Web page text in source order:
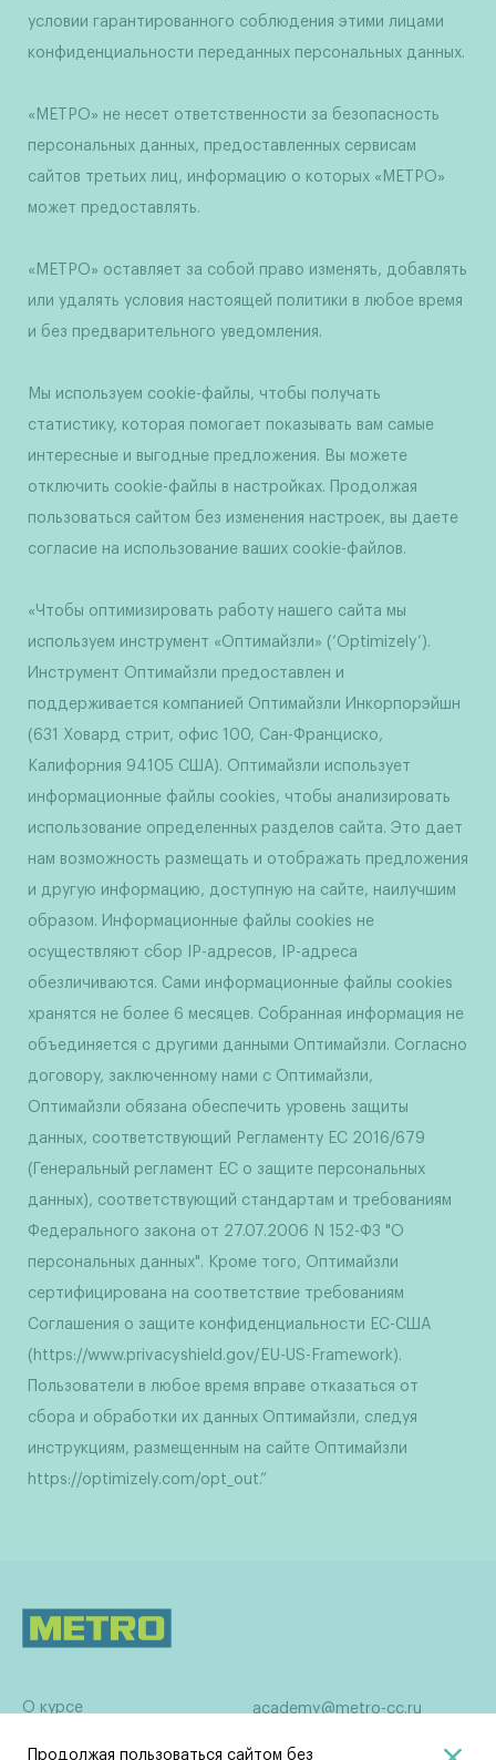
Продолжая пользоваться сайтом без
условии гарантированного соблюдения этими лицами
конфиденциальности переданных персональных данных.
«МЕТРО» не несет ответственности за безопасность
персональных данных, предоставленных сервисам
сайтов третьих лиц, информацию о которых «МЕТРО»
может предоставлять.
«МЕТРО» оставляет за собой право изменять, добавлять
или удалять условия настоящей политики в любое время
и без предварительного уведомления.
Мы используем cookie-файлы, чтобы получать
статистику, которая помогает показывать вам самые
интересные и выгодные предложения. Вы можете
отключить cookie-файлы в настройках. Продолжая
пользоваться сайтом без изменения настроек, вы даете
согласие на использование ваших cookie-файлов.
«Чтобы оптимизировать работу нашего сайта мы
используем инструмент «Оптимайзли» (‘Optimizely’).
Инструмент Оптимайзли предоставлен и
поддерживается компанией Оптимайзли Инкорпорэйшн
(631 Ховард стрит, офис 100, Сан-Франциско,
Калифорния 94105 США). Оптимайзли использует
информационные файлы cookies, чтобы анализировать
использование определенных разделов сайта. Это дает
нам возможность размещать и отображать предложения
и другую информацию, доступную на сайте, наилучшим
образом. Информационные файлы cookies не
осуществляют сбор IP-адресов, IP-адреса
обезличиваются. Сами информационные файлы cookies
хранятся не более 6 месяцев. Собранная информация не
объединяется с другими данными Оптимайзли. Согласно
договору, заключенному нами с Оптимайзли,
Оптимайзли обязана обеспечить уровень защиты
данных, соответствующий Регламенту ЕС 2016/679
(Генеральный регламент ЕС о защите персональных
данных), соответствующий стандартам и требованиям
Федерального закона от 27.07.2006 N 152-ФЗ "О
персональных данных". Кроме того, Оптимайзли
сертифицирована на соответствие требованиям
Соглашения о защите конфиденциальности ЕС-США
(https://www.privacyshield.gov/EU-US-Framework).
Пользователи в любое время вправе отказаться от
сбора и обработки их данных Оптимайзли, следуя
инструкциям, размещенным на сайте Оптимайзли
https://optimizely.com/opt_out.”
О курсе
Об академии
academy@metro-cc.ru